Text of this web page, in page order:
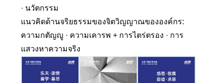
· นวัตกรรม
แนวคิดด้านจริยธรรมของจิตวิญญาณขององค์กร:
ความกตัญญู · ความเคารพ + การไตร่ตรอง · การ
แสวงหาความจริง